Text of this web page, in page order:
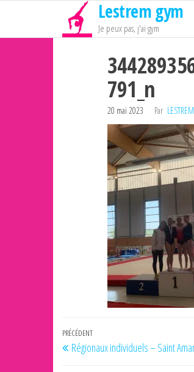
contenu
Lestrem gym
Je peux pas, j'ai gym
791_n
20 mai 2023 Par
Navigation
de
Article
précédent
PRÉCÉDENT
Régionaux individuels – Saint